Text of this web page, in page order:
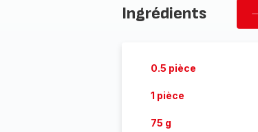
Ingrédients
0.5 pièce
1 pièce
75 g